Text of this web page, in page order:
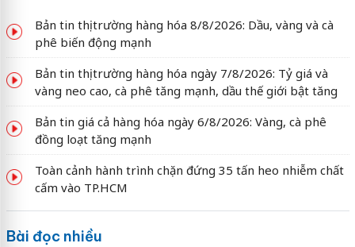
Bản tin thị trường hàng hóa 8/8/2026: Dầu, vàng và cà
phê biến động mạnh
Bản tin thị trường hàng hóa ngày 7/8/2026: Tỷ giá và
vàng neo cao, cà phê tăng mạnh, dầu thế giới bật tăng
Bản tin giá cả hàng hóa ngày 6/8/2026: Vàng, cà phê
đồng loạt tăng mạnh
Toàn cảnh hành trình chặn đứng 35 tấn heo nhiễm chất
cấm vào TP.HCM
Bài đọc nhiều